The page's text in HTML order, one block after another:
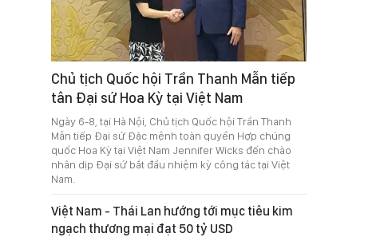
Chủ tịch Quốc hội Trần Thanh Mẫn tiếp
tân Đại sứ Hoa Kỳ tại Việt Nam
Ngày 6-8, tại Hà Nội, Chủ tịch Quốc hội Trần Thanh
Mẫn tiếp Đại sứ Đặc mệnh toàn quyền Hợp chúng
quốc Hoa Kỳ tại Việt Nam Jennifer Wicks đến chào
nhân dịp Đại sứ bắt đầu nhiệm kỳ công tác tại Việt
Nam.
Việt Nam - Thái Lan hướng tới mục tiêu kim
ngạch thương mại đạt 50 tỷ USD